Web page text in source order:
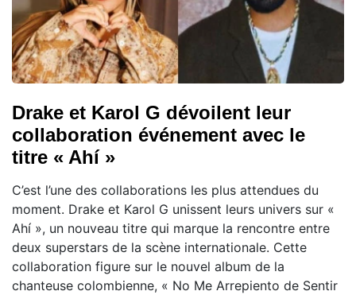
Drake et Karol G dévoilent leur
collaboration événement avec le
titre « Ahí »
C’est l’une des collaborations les plus attendues du
moment. Drake et Karol G unissent leurs univers sur «
Ahí », un nouveau titre qui marque la rencontre entre
deux superstars de la scène internationale. Cette
collaboration figure sur le nouvel album de la
chanteuse colombienne, « No Me Arrepiento de Sentir